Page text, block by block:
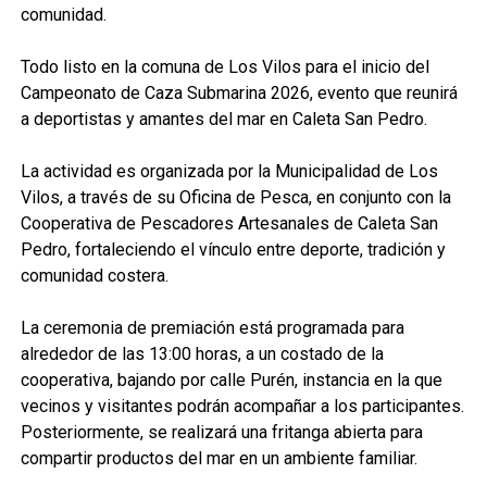
comunidad.
Todo listo en la comuna de Los Vilos para el inicio del
Campeonato de Caza Submarina 2026, evento que reunirá
a deportistas y amantes del mar en Caleta San Pedro.
La actividad es organizada por la Municipalidad de Los
Vilos, a través de su Oficina de Pesca, en conjunto con la
Cooperativa de Pescadores Artesanales de Caleta San
Pedro, fortaleciendo el vínculo entre deporte, tradición y
comunidad costera.
La ceremonia de premiación está programada para
alrededor de las 13:00 horas, a un costado de la
cooperativa, bajando por calle Purén, instancia en la que
vecinos y visitantes podrán acompañar a los participantes.
Posteriormente, se realizará una fritanga abierta para
compartir productos del mar en un ambiente familiar.